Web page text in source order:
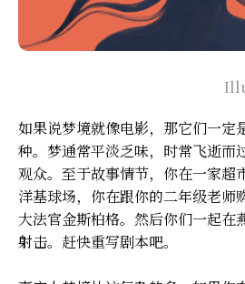
如果说梦境就像电影，那它们一定
种。梦通常平淡乏味，时常飞逝而
观众。至于故事情节，你在一家超
洋基球场，你在跟你的二年级老师
大法官金斯柏格。然后你们一起在
射击。赶快重写剧本吧。